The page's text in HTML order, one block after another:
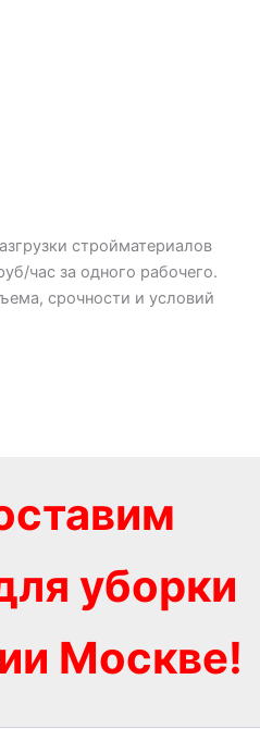
стройматериалов
час за одного рабочего.
срочности и условий
уборки
Москве!